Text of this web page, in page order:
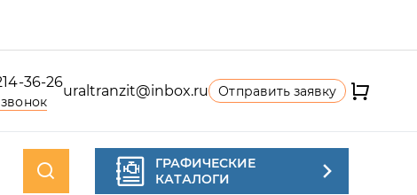
36-26
uraltranzit@inbox.ru Отправить заявку
ГРАФИЧЕСКИЕ
КАТАЛОГИ